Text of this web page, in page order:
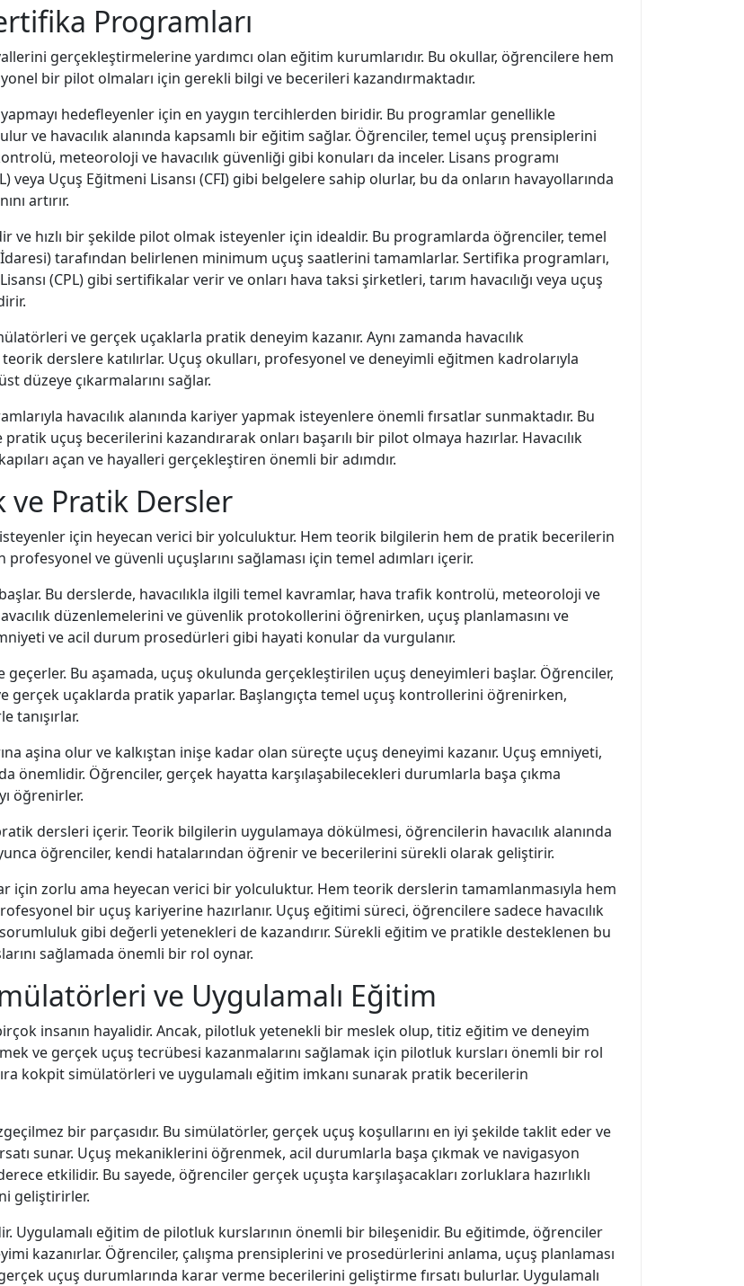
Programları
gerçekleştirmelerine yardımcı olan eğitim kurumlarıdır. Bu okullar, öğrencilere hem
bir pilot olmaları için gerekli bilgi ve becerileri kazandırmaktadır.
hedefleyenler için en yaygın tercihlerden biridir. Bu programlar genellikle
ve havacılık alanında kapsamlı bir eğitim sağlar. Öğrenciler, temel uçuş prensiplerini
meteoroloji ve havacılık güvenliği gibi konuları da inceler. Lisans programı
veya Uçuş Eğitmeni Lisansı (CFI) gibi belgelere sahip olurlar, bu da onların havayollarında
artırır.
ve hızlı bir şekilde pilot olmak isteyenler için idealdir. Bu programlarda öğrenciler, temel
İdaresi) tarafından belirlenen minimum uçuş saatlerini tamamlarlar. Sertifika programları,
(CPL) gibi sertifikalar verir ve onları hava taksi şirketleri, tarım havacılığı veya uçuş
ve gerçek uçaklarla pratik deneyim kazanır. Aynı zamanda havacılık
derslere katılırlar. Uçuş okulları, profesyonel ve deneyimli eğitmen kadrolarıyla
düzeye çıkarmalarını sağlar.
havacılık alanında kariyer yapmak isteyenlere önemli fırsatlar sunmaktadır. Bu
uçuş becerilerini kazandırarak onları başarılı bir pilot olmaya hazırlar. Havacılık
açan ve hayalleri gerçekleştiren önemli bir adımdır.
ve Pratik Dersler
için heyecan verici bir yolculuktur. Hem teorik bilgilerin hem de pratik becerilerin
ve güvenli uçuşlarını sağlaması için temel adımları içerir.
Bu derslerde, havacılıkla ilgili temel kavramlar, hava trafik kontrolü, meteoroloji ve
düzenlemelerini ve güvenlik protokollerini öğrenirken, uçuş planlamasını ve
ve acil durum prosedürleri gibi hayati konular da vurgulanır.
Bu aşamada, uçuş okulunda gerçekleştirilen uçuş deneyimleri başlar. Öğrenciler,
uçaklarda pratik yaparlar. Başlangıçta temel uçuş kontrollerini öğrenirken,
tanışırlar.
aşina olur ve kalkıştan inişe kadar olan süreçte uçuş deneyimi kazanır. Uçuş emniyeti,
önemlidir. Öğrenciler, gerçek hayatta karşılaşabilecekleri durumlarla başa çıkma
öğrenirler.
dersleri içerir. Teorik bilgilerin uygulamaya dökülmesi, öğrencilerin havacılık alanında
öğrenciler, kendi hatalarından öğrenir ve becerilerini sürekli olarak geliştirir.
için zorlu ama heyecan verici bir yolculuktur. Hem teorik derslerin tamamlanmasıyla hem
bir uçuş kariyerine hazırlanır. Uçuş eğitimi süreci, öğrencilere sadece havacılık
gibi değerli yetenekleri de kazandırır. Sürekli eğitim ve pratikle desteklenen bu
sağlamada önemli bir rol oynar.
ve Uygulamalı Eğitim
insanın hayalidir. Ancak, pilotluk yetenekli bir meslek olup, titiz eğitim ve deneyim
ve gerçek uçuş tecrübesi kazanmalarını sağlamak için pilotluk kursları önemli bir rol
kokpit simülatörleri ve uygulamalı eğitim imkanı sunarak pratik becerilerin
bir parçasıdır. Bu simülatörler, gerçek uçuş koşullarını en iyi şekilde taklit eder ve
sunar. Uçuş mekaniklerini öğrenmek, acil durumlarla başa çıkmak ve navigasyon
etkilidir. Bu sayede, öğrenciler gerçek uçuşta karşılaşacakları zorluklara hazırlıklı
geliştirirler.
Uygulamalı eğitim de pilotluk kurslarının önemli bir bileşenidir. Bu eğitimde, öğrenciler
kazanırlar. Öğrenciler, çalışma prensiplerini ve prosedürlerini anlama, uçuş planlaması
uçuş durumlarında karar verme becerilerini geliştirme fırsatı bulurlar. Uygulamalı